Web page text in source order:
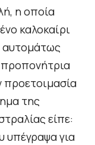
η οποία
καλοκαίρι
αυτομάτως
προπονήτρια
προετοιμασία
της
είπε:
υπέγραψα για